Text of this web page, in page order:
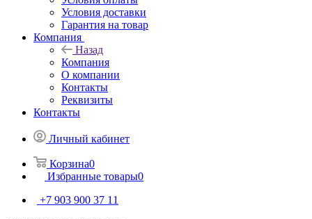
Условия доставки
Гарантия на товар
Компания
Назад
Компания
О компании
Контакты
Реквизиты
Контакты
Личный кабинет
Корзина0
Избранные товары0
+7 903 900 37 11